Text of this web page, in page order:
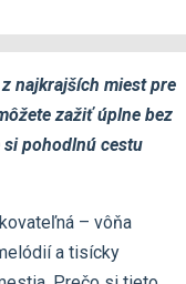
najkrajších miest pre
zažiť úplne bez
pohodlnú cestu
– vôňa
a tisícky